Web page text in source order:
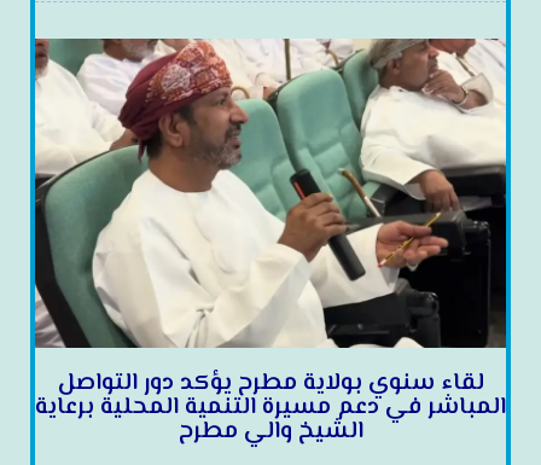
لقاء سنوي بولاية مطرح يؤكد دور التواصل
المباشر في دعم مسيرة التنمية المحلية برعاية
الشيخ والي مطرح